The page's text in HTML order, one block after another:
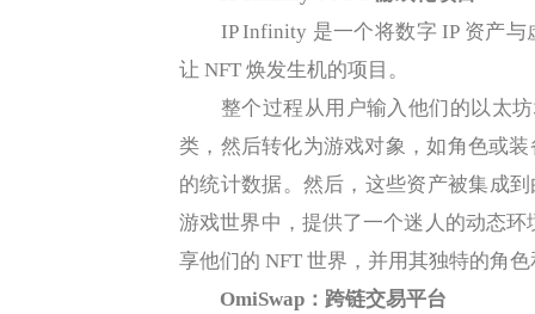
IP Infinity 是一个将数字 IP 资产与
让 NFT 焕发生机的项目。
整个过程从用户输入他们的以太坊
类，然后转化为游戏对象，如角色或
的统计数据。然后，这些资产被集成
游戏世界中，提供了一个迷人的动态
享他们的 NFT 世界，并用其独特的角
OmiSwap：跨链交易平台